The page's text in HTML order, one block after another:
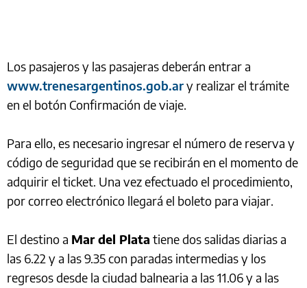
Los pasajeros y las pasajeras deberán entrar a
www.trenesargentinos.gob.ary realizar el trámite
en el botón Confirmación de viaje.
Para ello, es necesario ingresar el número de reserva y
código de seguridad que se recibirán en el momento de
adquirir el ticket. Una vez efectuado el procedimiento,
por correo electrónico llegará el boleto para viajar.
El destino a Mar del Plata tiene dos salidas diarias a
las 6.22 y a las 9.35 con paradas intermedias y los
regresos desde la ciudad balnearia a las 11.06 y a las